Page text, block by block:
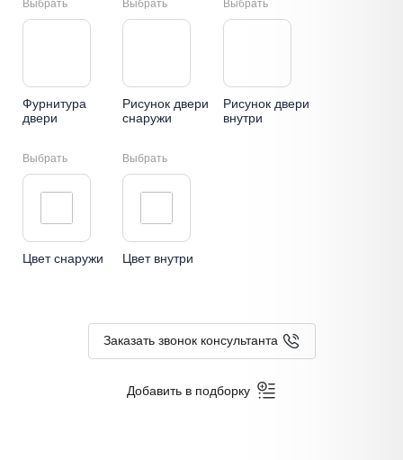
Выбрать
Фурнитура
двери
Выбрать
Рисунок двери
снаружи
Выбрать
Рисунок двери
внутри
Выбрать
Цвет снаружи
Выбрать
Цвет внутри
Заказать звонок консультанта